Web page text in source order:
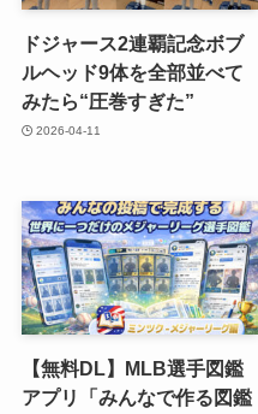
ドジャース2連覇記念ボブ
ルヘッド9体を全部並べて
みたら“圧巻すぎた”
2026-04-11
【無料DL】MLB選手図鑑
アプリ「みんなで作る図鑑